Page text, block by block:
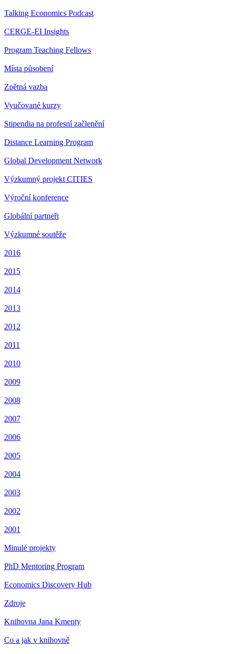
Talking Economics Podcast
CERGE-EI Insights
Program Teaching Fellows
Místa působení
Zpětná vazba
Vyučované kurzy
Stipendia na profesní začlenění
Distance Learning Program
Global Development Network
Výzkumný projekt CITIES
Výroční konference
Globální partneři
Výzkumné soutěže
2016
2015
2014
2013
2012
2011
2010
2009
2008
2007
2006
2005
2004
2003
2002
2001
Minulé projekty
PhD Mentoring Program
Economics Discovery Hub
Zdroje
Knihovna Jana Kmenty
Co a jak v knihovně